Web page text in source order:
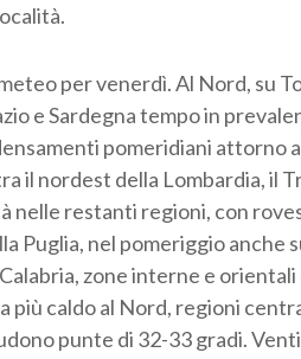
per venerdì. Al Nord, su
e Sardegna tempo in
pomeridiani attorno
il nordest della Lombardia, il
nelle restanti regioni, con
Puglia, nel pomeriggio anche
zone interne e
più caldo al Nord, regioni
punte di 32-33 gradi.